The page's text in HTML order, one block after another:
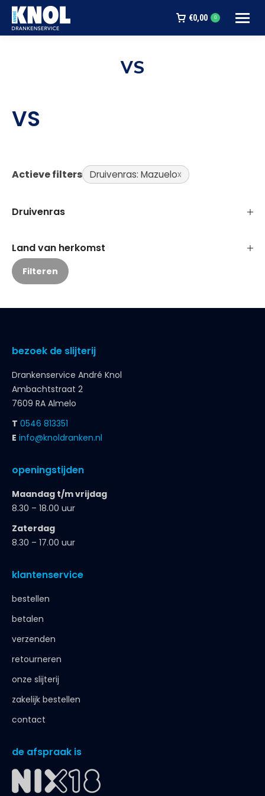
€0,00 0
VS
VS
Actieve filters Druivenras: Mazuelo
Druivenras
Land van herkomst
Filteren
bezoek de slijterij
Drankenservice André Knol
Ambachtstraat 2
7609 RA Almelo
T 0546 813351
E info@knoldranken.nl
openingstijden
Maandag t/m vrijdag
8.30 – 18.00 uur
Zaterdag
8.30 – 17.00 uur
klantenservice
bestellen
betalen
verzenden
retourneren
onze slijterij
zakelijk bestellen
contact
de afspraak is